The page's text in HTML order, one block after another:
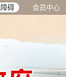
碍 会员中心